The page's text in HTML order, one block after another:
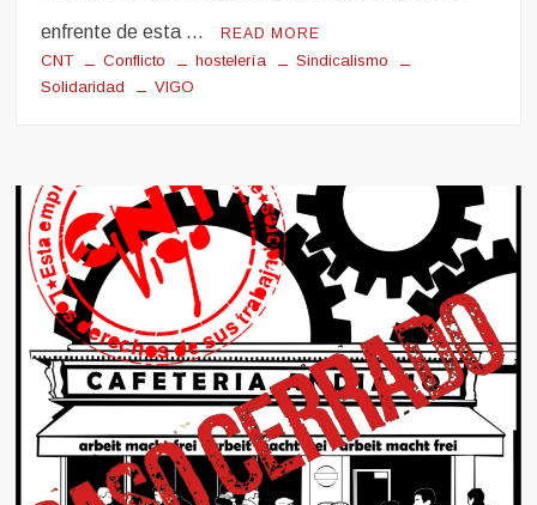
enfrente de esta … READ MORE
CNT Conflicto hostelería
Sindicalismo
Solidaridad
VIGO